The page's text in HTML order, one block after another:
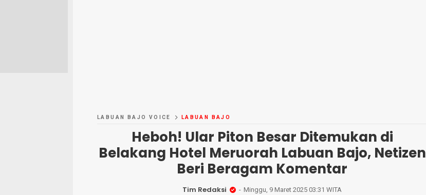
LABUAN BAJO VOICE LABUAN BAJO
Heboh! Ular Piton Besar Ditemukan di
Belakang Hotel Meruorah Labuan Bajo, Netizen
Beri Beragam Komentar
Tim Redaksi Minggu, 9 Maret 2025 03:31 WITA